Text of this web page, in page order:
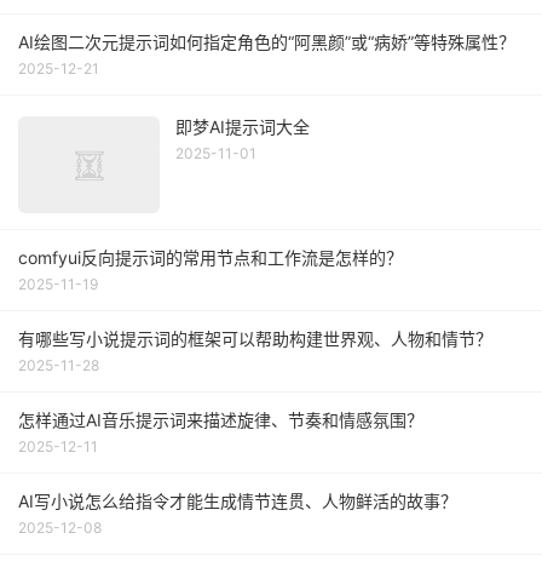
AI绘图二次元提示词如何指定角色的“阿黑颜”或“病娇”等特殊属性？
2025-12-21
即梦AI提示词大全
2025-11-01
comfyui反向提示词的常用节点和工作流是怎样的？
2025-11-19
有哪些写小说提示词的框架可以帮助构建世界观、人物和情节？
2025-11-28
怎样通过AI音乐提示词来描述旋律、节奏和情感氛围？
2025-12-11
AI写小说怎么给指令才能生成情节连贯、人物鲜活的故事？
2025-12-08